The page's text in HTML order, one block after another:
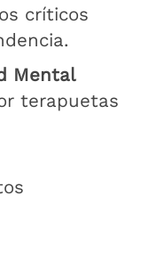
críticos
Mental
terapuetas